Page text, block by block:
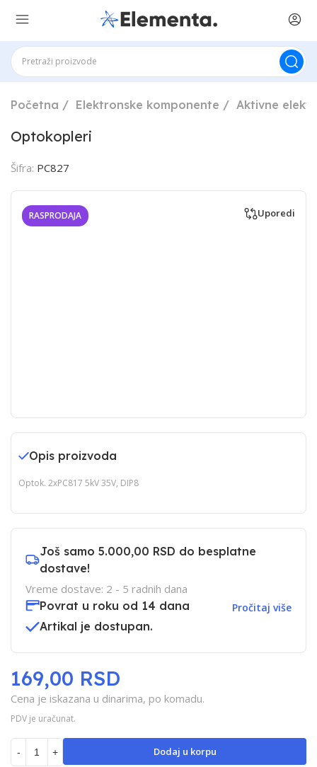
Početna Elektronske komponente Aktivne
Optokopleri
Šifra: PC827
RASPRODAJA Uporedi
Opis proizvoda
Optok. 2xPC817 5kV 35V, DIP8
Još samo 5.000,00 RSD do besplatne
dostave!
Vreme dostave: 2 - 5 radnih dana
Povrat u roku od 14 dana
Pročitaj više
Artikal je dostupan.
Cena je iskazana u dinarima, po komadu.
PDV je uračunat.
169,00 RSD
- + Dodaj u korpu